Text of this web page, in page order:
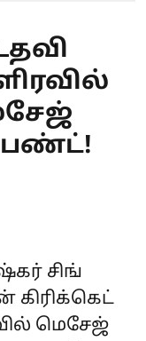
பண்ட்!
சிங்
கிரிக்கெட்
மெசேஜ்